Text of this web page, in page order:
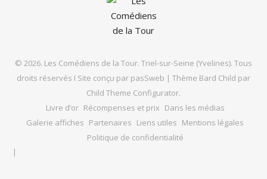
© 2026. Les Comédiens de la Tour. Triel-sur-Seine (Yvelines). Tous
droits réservés I Site conçu par pasSweb | Thème Bard Child par
Child Theme Configurator.
Livre d’or Récompenses et prix Dans les médias
Galerie affiches Partenaires Liens utiles Mentions légales
Politique de confidentialité